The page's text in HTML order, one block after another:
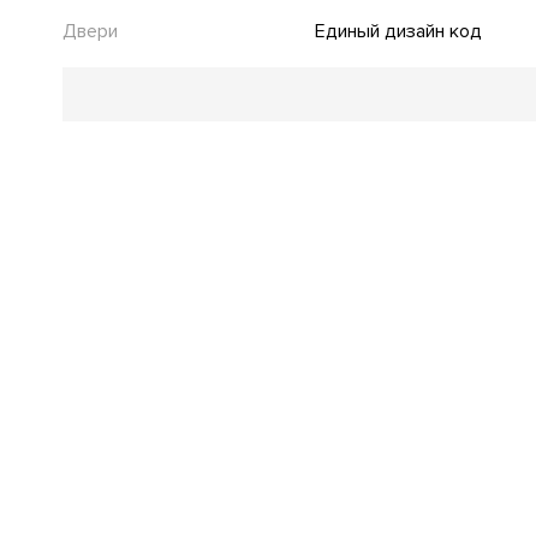
Двери
Единый дизайн код